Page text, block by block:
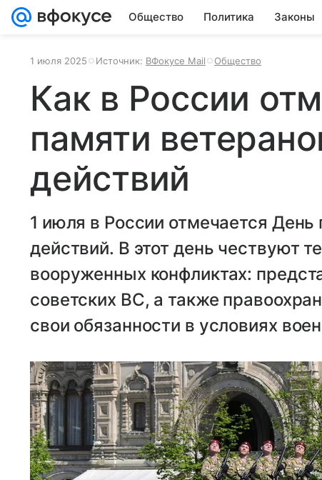
Общество Политика Законы
1 июля 2025 Источник: ВФокусе Mail Общество
Как в России
памяти
действий
1 июля в России отмечается
действий. В этот день чествуют
вооруженных конфликтах:
советских ВС, а также
свои обязанности в условиях